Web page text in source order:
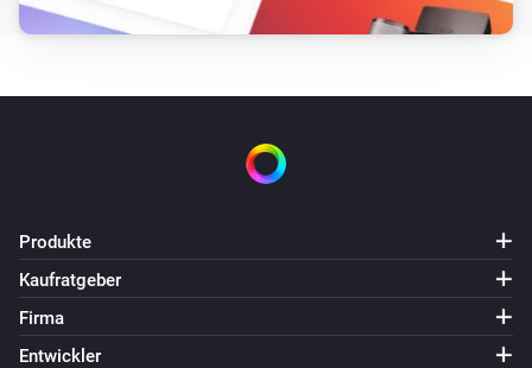
Produkte
Kaufratgeber
Firma
Entwickler